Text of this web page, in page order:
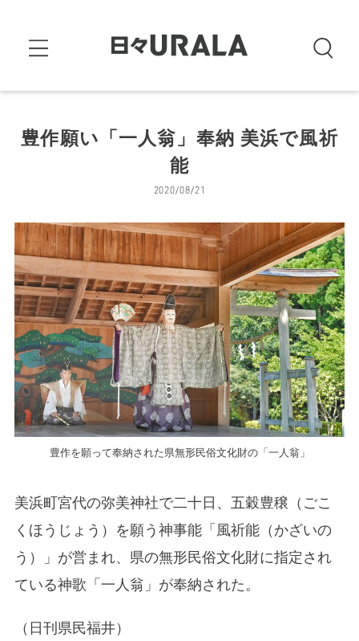
豊作願い「一人翁」奉納 美浜で風祈
能
2020/08/21
豊作を願って奉納された県無形民俗文化財の「一人翁」
美浜町宮代の弥美神社で二十日、五穀豊穣（ごこ
くほうじょう）を願う神事能「風祈能（かざいの
う）」が営まれ、県の無形民俗文化財に指定され
ている神歌「一人翁」が奉納された。
（日刊県民福井）